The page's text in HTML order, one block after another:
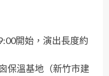
開始，演出長度約
保溫基地（新竹市建